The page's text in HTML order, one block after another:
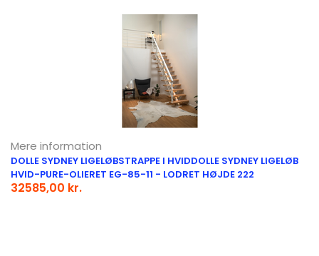
Mere information
DOLLE SYDNEY LIGELØBSTRAPPE I HVIDDOLLE SYDNEY LIGELØB
HVID-PURE-OLIERET EG-85-11 - LODRET HØJDE 222
32585,00 kr.